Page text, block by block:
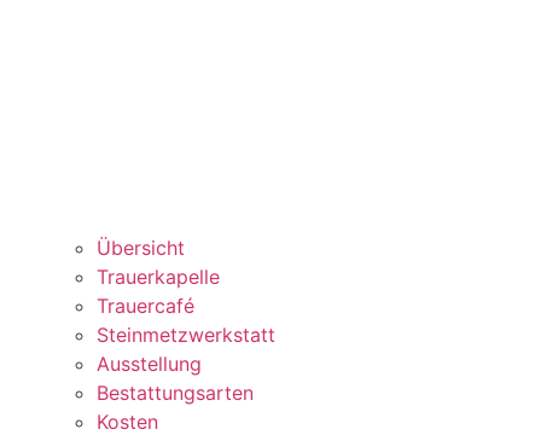
Übersicht
Trauerkapelle
Trauercafé
Steinmetzwerkstatt
Ausstellung
Bestattungsarten
Kosten